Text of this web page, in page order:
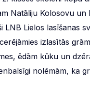
Natāliju Kolosovu
LNB Lielos lasīšanas
izlasītās
ēdām kūku un
nolēmām, ka